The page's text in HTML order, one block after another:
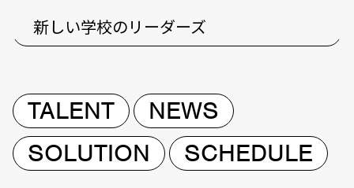
新しい学校のリーダーズ
TALENT
NEWS
SOLUTION
SCHEDULE